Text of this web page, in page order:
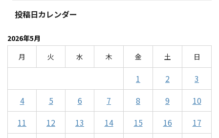
投稿日カレンダー
2026年5月
月
火 水 木 金 土 日
1 2
3
4
5 6 7 8 9
10
11
12 13 14 15 16
17